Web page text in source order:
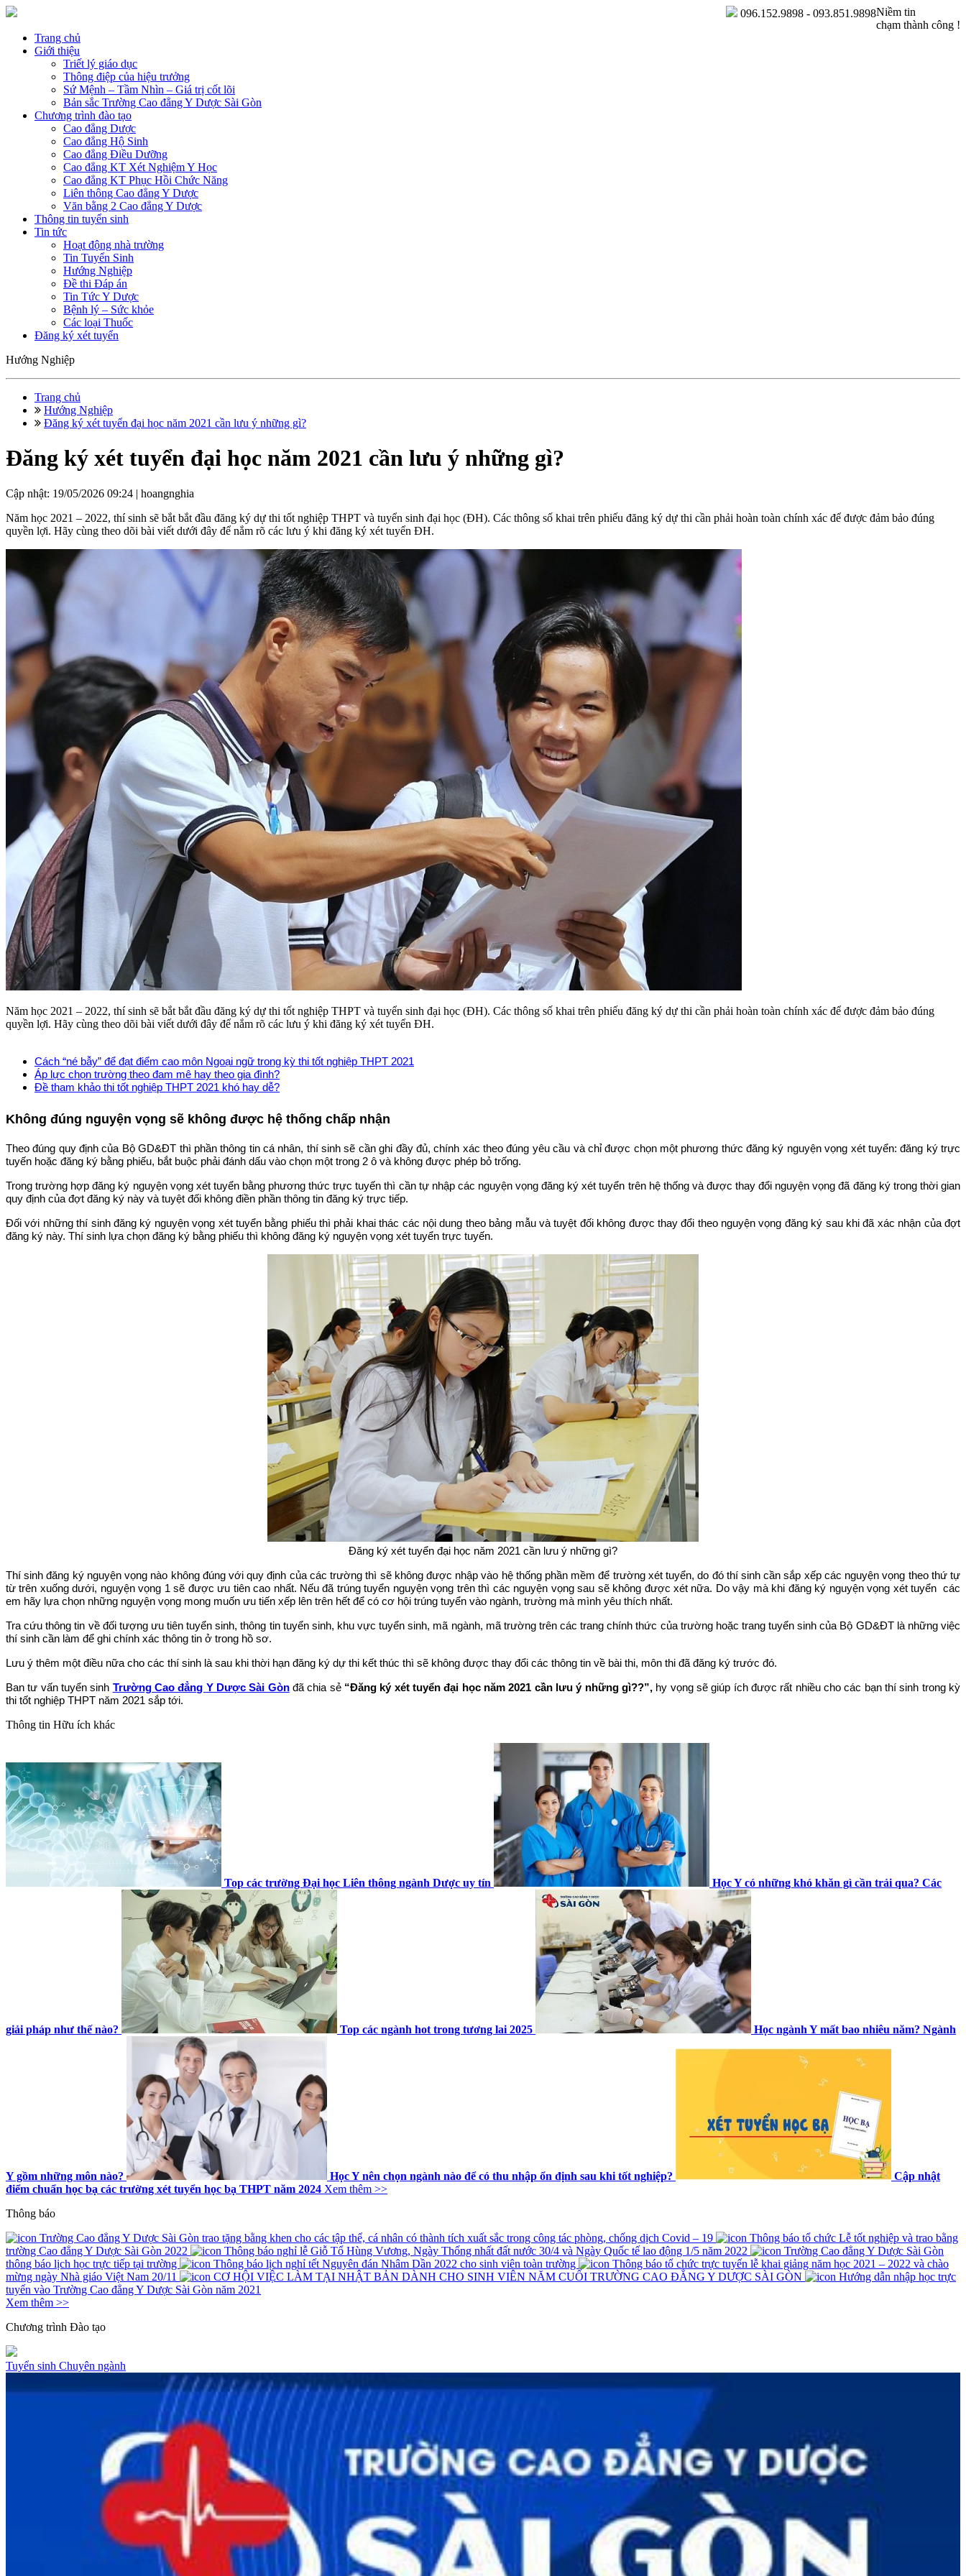
Niềm tin
chạm thành công !
096.152.9898 - 093.851.9898
Trang chủ
Giới thiệu
Triết lý giáo dục
Thông điệp của hiệu trưởng
Sứ Mệnh – Tầm Nhìn – Giá trị cốt lõi
Bản sắc Trường Cao đẳng Y Dược Sài Gòn
Chương trình đào tạo
Cao đẳng Dược
Cao đẳng Hộ Sinh
Cao đẳng Điều Dưỡng
Cao đẳng KT Xét Nghiệm Y Học
Cao đẳng KT Phục Hồi Chức Năng
Liên thông Cao đẳng Y Dược
Văn bằng 2 Cao đẳng Y Dược
Thông tin tuyển sinh
Tin tức
Hoạt động nhà trường
Tin Tuyển Sinh
Hướng Nghiệp
Đề thi Đáp án
Tin Tức Y Dược
Bệnh lý – Sức khỏe
Các loại Thuốc
Đăng ký xét tuyển
Hướng Nghiệp
Trang chủ
Hướng Nghiệp
Đăng ký xét tuyển đại học năm 2021 cần lưu ý những gì?
Đăng ký xét tuyển đại học năm 2021 cần lưu ý những gì?
Cập nhật: 19/05/2026 09:24 | hoangnghia
Năm học 2021 – 2022, thí sinh sẽ bắt bắt đầu đăng ký dự thi tốt nghiệp THPT và tuyển sinh đại học (ĐH). Các thông số khai trên phiếu đăng ký dự thi cần phải hoàn toàn chính xác để được đảm bảo đúng
quyền lợi. Hãy cùng theo dõi bài viết dưới đây để nắm rõ các lưu ý khi đăng ký xét tuyển ĐH.
Năm học 2021 – 2022, thí sinh sẽ bắt bắt đầu đăng ký dự thi tốt nghiệp THPT và tuyển sinh đại học (ĐH). Các thông số khai trên phiếu đăng ký dự thi cần phải hoàn toàn chính xác để được đảm bảo đúng
quyền lợi. Hãy cùng theo dõi bài viết dưới đây để nắm rõ các lưu ý khi đăng ký xét tuyển ĐH.
Cách “né bẫy” để đạt điểm cao môn Ngoại ngữ trong kỳ thi tốt nghiệp THPT 2021
Áp lực chọn trường theo đam mê hay theo gia đình?
Đề tham khảo thi tốt nghiệp THPT 2021 khó hay dễ?
Không đúng nguyện vọng sẽ không được hệ thống chấp nhận
Theo đúng quy định của Bộ GD&ĐT thì phần thông tin cá nhân, thí sinh sẽ cần ghi đầy đủ, chính xác theo đúng yêu cầu và chỉ được chọn một phương thức đăng ký nguyện vọng xét tuyển: đăng ký trực
tuyến hoặc đăng ký bằng phiếu, bắt buộc phải đánh dấu vào chọn một trong 2 ô và không được phép bỏ trống.
Trong trường hợp đăng ký nguyện vọng xét tuyển bằng phương thức trực tuyến thì cần tự nhập các nguyện vọng đăng ký xét tuyển trên hệ thống và được thay đổi nguyện vọng đã đăng ký trong thời gian
quy định của đợt đăng ký này và tuyệt đối không điền phần thông tin đăng ký trực tiếp.
Đối với những thí sinh đăng ký nguyện vọng xét tuyển bằng phiếu thì phải khai thác các nội dung theo bảng mẫu và tuyệt đối không được thay đổi theo nguyện vọng đăng ký sau khi đã xác nhận của đợt
đăng ký này. Thí sinh lựa chọn đăng ký bằng phiếu thì không đăng ký nguyện vọng xét tuyển trực tuyến.
Đăng ký xét tuyển đại học năm 2021 cần lưu ý những gì?
Thí sinh đăng ký nguyện vọng nào không đúng với quy định của các trường thì sẽ không được nhập vào hệ thống phần mềm để trường xét tuyển, do đó thí sinh cần sắp xếp các nguyện vọng theo thứ tự
từ trên xuống dưới, nguyện vọng 1 sẽ được ưu tiên cao nhất. Nếu đã trúng tuyển nguyện vọng trên thì các nguyện vọng sau sẽ không được xét nữa. Do vậy mà khi đăng ký nguyện vọng xét tuyển các
em hãy lựa chọn những nguyện vọng mong muốn ưu tiến xếp lên trên hết để có cơ hội trúng tuyển vào ngành, trường mà mình yêu thích nhất.
Tra cứu thông tin về đối tượng ưu tiên tuyển sinh, thông tin tuyển sinh, khu vực tuyển sinh, mã ngành, mã trường trên các trang chính thức của trường hoặc trang tuyển sinh của Bộ GD&ĐT là những việc
thí sinh cần làm để ghi chính xác thông tin ở trong hồ sơ.
Lưu ý thêm một điều nữa cho các thí sinh là sau khi thời hạn đăng ký dự thi kết thúc thì sẽ không được thay đổi các thông tin về bài thi, môn thi đã đăng ký trước đó.
Ban tư vấn tuyển sinh Trường Cao đẳng Y Dược Sài Gònđã chia sẻ “Đăng ký xét tuyển đại học năm 2021 cần lưu ý những gì??”, hy vọng sẽ giúp ích được rất nhiều cho các bạn thí sinh trong kỳ
thi tốt nghiệp THPT năm 2021 sắp tới.
Thông tin Hữu ích khác
Top các trường Đại học Liên thông ngành Dược uy tín Học Y có những khó khăn gì cần trải qua? Các
giải pháp như thế nào? Top các ngành hot trong tương lai 2025 Học ngành Y mất bao nhiêu năm? Ngành
Y gồm những môn nào? Học Y nên chọn ngành nào để có thu nhập ổn định sau khi tốt nghiệp?
Cập nhật
điểm chuẩn học bạ các trường xét tuyển học bạ THPT năm 2024 Xem thêm >>
Thông báo
Trường Cao đẳng Y Dược Sài Gòn trao tặng bằng khen cho các tập thể, cá nhân có thành tích xuất sắc trong công tác phòng, chống dịch Covid – 19
Thông báo tổ chức Lễ tốt nghiệp và trao bằng
trường Cao đẳng Y Dược Sài Gòn 2022
Thông báo nghỉ lễ Giỗ Tổ Hùng Vương, Ngày Thống nhất đất nước 30/4 và Ngày Quốc tế lao động 1/5 năm 2022
Trường Cao đẳng Y Dược Sài Gòn
thông báo lịch học trực tiếp tại trường
Thông báo lịch nghỉ tết Nguyên đán Nhâm Dần 2022 cho sinh viên toàn trường
Thông báo tổ chức trực tuyến lễ khai giảng năm học 2021 – 2022 và chào
mừng ngày Nhà giáo Việt Nam 20/11
CƠ HỘI VIỆC LÀM TẠI NHẬT BẢN DÀNH CHO SINH VIÊN NĂM CUỐI TRƯỜNG CAO ĐẲNG Y DƯỢC SÀI GÒN
Hướng dẫn nhập học trực
tuyến vào Trường Cao đẳng Y Dược Sài Gòn năm 2021
Xem thêm >>
Chương trình Đào tạo
Tuyển sinh Chuyên ngành